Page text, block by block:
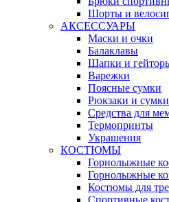
Шорты и
АКСЕССУАРЫ
Маски и очки
Балаклавы
Шапки и
Варежки
Поясные сумки
Рюкзаки и сумки
Средства для
Термопринты
Украшения
КОСТЮМЫ
Горнолыжные
Горнолыжные
Костюмы для
Спортивные